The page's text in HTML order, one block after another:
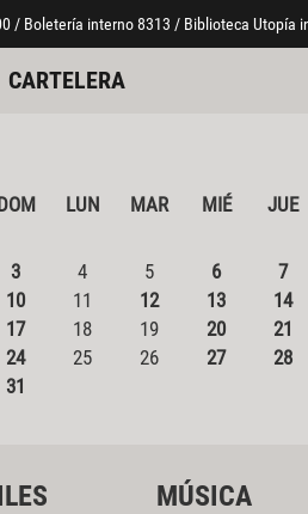
/ Boletería interno 8313 / Biblioteca Utopía
CARTELERA
LUN MAR MIÉ JUE
3
4 5 6 7
10
11 12 13 14
17
18 19 20 21
24
25 26 27 28
31
MÚSICA